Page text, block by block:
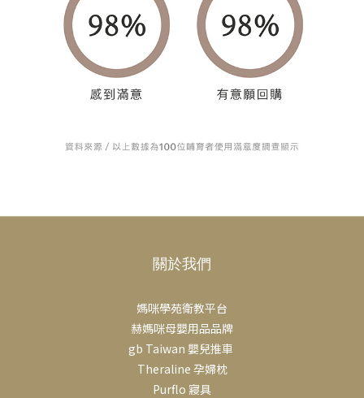
關於我們
媽咪學苑衛教平台
赫媽咪母嬰用品品牌
gb Taiwan 嬰兒推車
Theraline 孕婦枕
Purflo 寢具